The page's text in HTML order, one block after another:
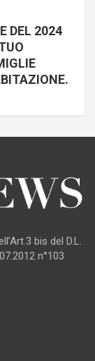
DEL 2024
bis del D.L.
n°103